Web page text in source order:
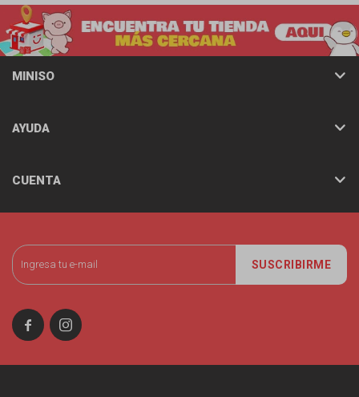
SUSCRIBIRME
 
MINISO
AYUDA
CUENTA